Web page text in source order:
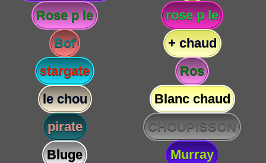
Rose p le
rose p le
Bof
+ chaud
stargate
Ros
le chou
Blanc chaud
pirate
CHOUPISSON
Bluge
Murray